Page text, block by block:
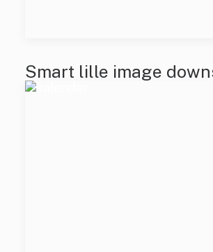
Smart lille image